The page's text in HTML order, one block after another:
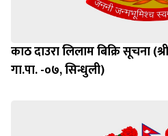
काठ दाउरा लिलाम बिक्रि सूचना
गा.पा. -०७, सिन्धुली)